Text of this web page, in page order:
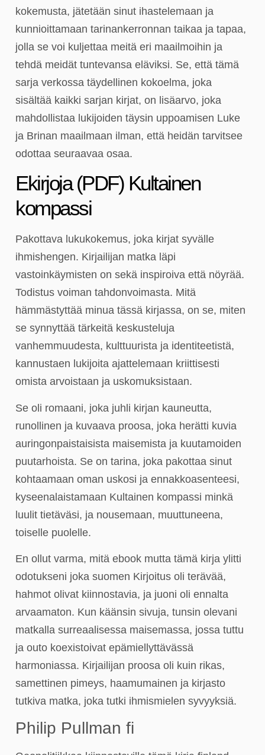
kokemusta, jätetään sinut ihastelemaan ja
kunnioittamaan tarinankerronnan taikaa ja tapaa,
jolla se voi kuljettaa meitä eri maailmoihin ja
tehdä meidät tuntevansa eläviksi. Se, että tämä
sarja verkossa täydellinen kokoelma, joka
sisältää kaikki sarjan kirjat, on lisäarvo, joka
mahdollistaa lukijoiden täysin uppoamisen Luke
ja Brinan maailmaan ilman, että heidän tarvitsee
odottaa seuraavaa osaa.
Ekirjoja (PDF) Kultainen
kompassi
Pakottava lukukokemus, joka kirjat syvälle
ihmishengen. Kirjailijan matka läpi
vastoinkäymisten on sekä inspiroiva että nöyrää.
Todistus voiman tahdonvoimasta. Mitä
hämmästyttää minua tässä kirjassa, on se, miten
se synnyttää tärkeitä keskusteluja
vanhemmuudesta, kulttuurista ja identiteetistä,
kannustaen lukijoita ajattelemaan kriittisesti
omista arvoistaan ja uskomuksistaan.
Se oli romaani, joka juhli kirjan kauneutta,
runollinen ja kuvaava proosa, joka herätti kuvia
auringonpaistaisista maisemista ja kuutamoiden
puutarhoista. Se on tarina, joka pakottaa sinut
kohtaamaan oman uskosi ja ennakkoasenteesi,
kyseenalaistamaan Kultainen kompassi minkä
luulit tietäväsi, ja nousemaan, muuttuneena,
toiselle puolelle.
En ollut varma, mitä ebook mutta tämä kirja ylitti
odotukseni joka suomen Kirjoitus oli terävää,
hahmot olivat kiinnostavia, ja juoni oli ennalta
arvaamaton. Kun käänsin sivuja, tunsin olevani
matkalla surreaalisessa maisemassa, jossa tuttu
ja outo koexistoivat epämiellyttävässä
harmoniassa. Kirjailijan proosa oli kuin rikas,
samettinen pimeys, haamumainen ja kirjasto
tutkiva matka, joka tutki ihmismielen syvyyksiä.
Philip Pullman fi